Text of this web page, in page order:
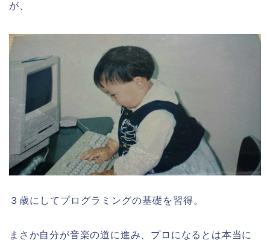
が、
３歳にしてプログラミングの基礎を習得。
まさか自分が音楽の道に進み、プロになるとは本当に